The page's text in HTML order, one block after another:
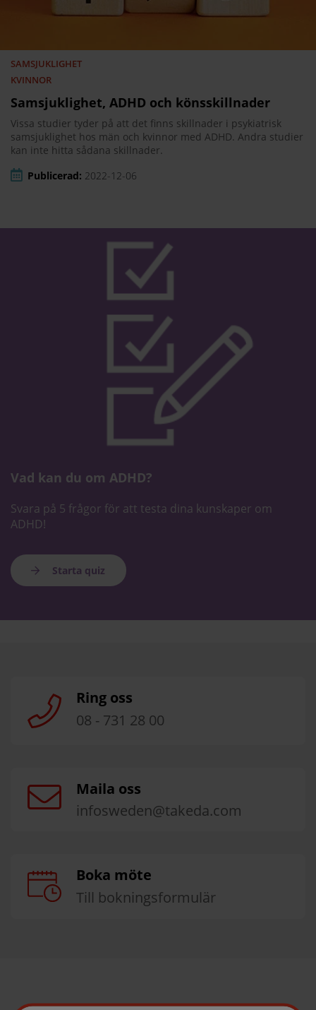
SAMSJUKLIGHET
KVINNOR
Samsjuklighet, ADHD och könsskillnader
Vissa studier tyder på att det finns skillnader i psykiatrisk
samsjuklighet hos män och kvinnor med ADHD. Andra studier
kan inte hitta sådana skillnader.
Publicerad: 2022-12-06
Vad kan du om ADHD?
Svara på 5 frågor för att testa dina kunskaper om
ADHD!
Starta quiz
Ring oss
08 - 731 28 00
Maila oss
infosweden@takeda.com
Boka möte
Till bokningsformulär